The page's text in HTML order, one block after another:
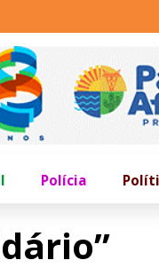
Polícia